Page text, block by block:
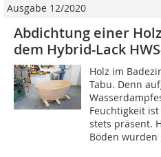
Ausgabe 12/2020
Abdichtung einer
dem Hybrid-Lack
Holz im
Tabu. Denn
Feuchtigkeit
stets präsent.
Böden wurden